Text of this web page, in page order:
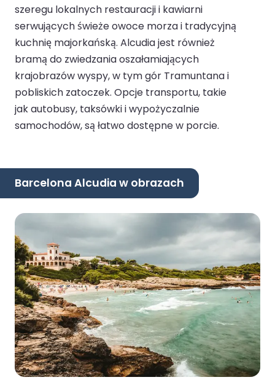
szeregu lokalnych restauracji i kawiarni
serwujących świeże owoce morza i tradycyjną
kuchnię majorkańską. Alcudia jest również
bramą do zwiedzania oszałamiających
krajobrazów wyspy, w tym gór Tramuntana i
pobliskich zatoczek. Opcje transportu, takie
jak autobusy, taksówki i wypożyczalnie
samochodów, są łatwo dostępne w porcie.
Barcelona Alcudia w obrazach